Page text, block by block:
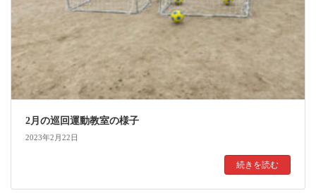
2月の巡回運動教室の様子
2023年2月22日
続きを読む